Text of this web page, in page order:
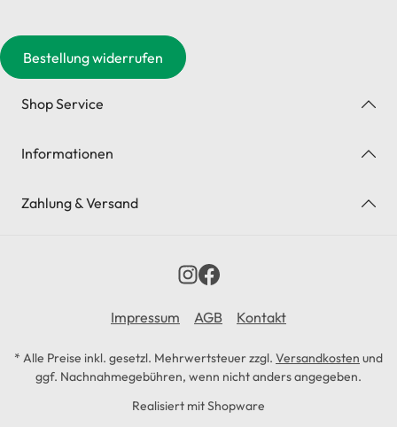
Bestellung widerrufen
Shop Service
Informationen
Zahlung & Versand
Impressum AGB Kontakt
* Alle Preise inkl. gesetzl. Mehrwertsteuer zzgl. Versandkosten und
ggf. Nachnahmegebühren, wenn nicht anders angegeben.
Realisiert mit Shopware